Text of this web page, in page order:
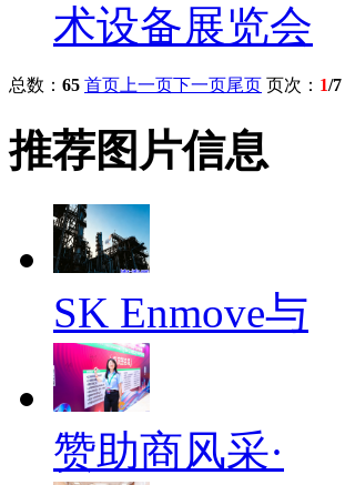
术设备展览会
总数： 65 首页 上一页下一页尾页 页次： 1/7
推荐图片信息
SK Enmove与
赞助商风采·